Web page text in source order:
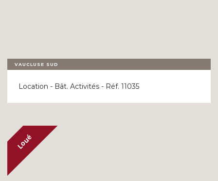
VAUCLUSE SUD
Location - Bât. Activités - Réf. 11035